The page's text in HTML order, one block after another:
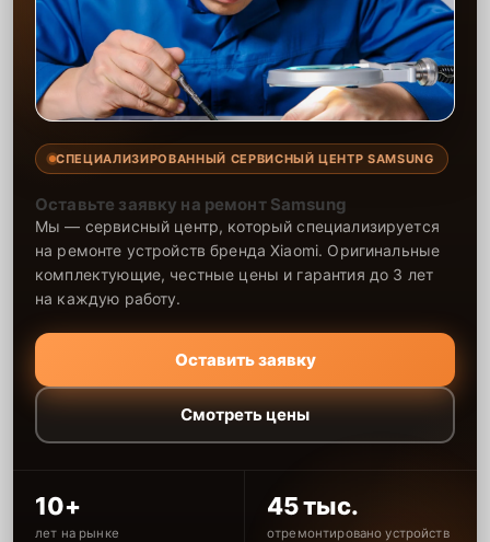
СПЕЦИАЛИЗИРОВАННЫЙ СЕРВИСНЫЙ ЦЕНТР SAMSUNG
Оставьте заявку на ремонт Samsung
Мы — сервисный центр, который специализируется
на ремонте устройств бренда Xiaomi. Оригинальные
комплектующие, честные цены и гарантия до 3 лет
на каждую работу.
Оставить заявку
Смотреть цены
10+
лет на рынке
45 тыс.
отремонтировано устройств